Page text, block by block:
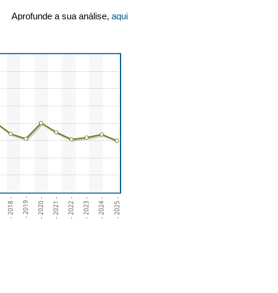
Aprofunde a sua análise, aqui
- 2018 - - 2019 - - 2020 - - 2021 - - 2022 - - 2023 - - 2024 - - 2025 -